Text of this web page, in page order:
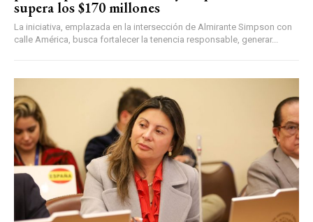
supera los $170 millones
La iniciativa, emplazada en la intersección de Almirante Simpson con
calle América, busca fortalecer la tenencia responsable, generar...